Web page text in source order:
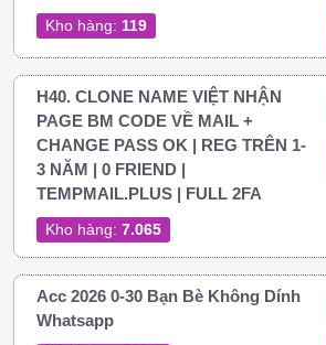
Kho hàng: 119
H40. CLONE NAME VIỆT NHẬN
PAGE BM CODE VỀ MAIL +
CHANGE PASS OK | REG TRÊN 1-
3 NĂM | 0 FRIEND |
TEMPMAIL.PLUS | FULL 2FA
Kho hàng: 7.065
Acc 2026 0-30 Bạn Bè Không Dính
Whatsapp